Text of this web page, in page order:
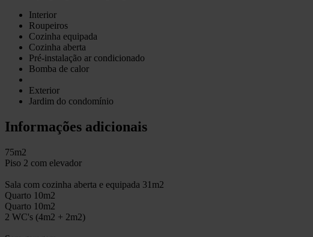
Interior
Roupeiros
Cozinha equipada
Cozinha aberta
Pré-instalação ar condicionado
Bomba de calor
Exterior
Jardim do condomínio
Informações adicionais
75m2
Piso 2 com elevador
Sala com cozinha aberta e equipada 31m2
Quarto 10m2
Quarto 10m2
2 WC's (4m2 + 2m2)